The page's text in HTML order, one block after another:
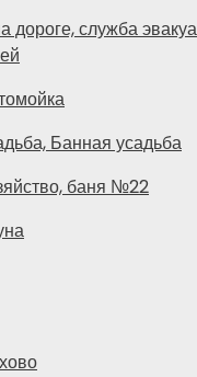
дороге, служба
Банная усадьба
баня №22